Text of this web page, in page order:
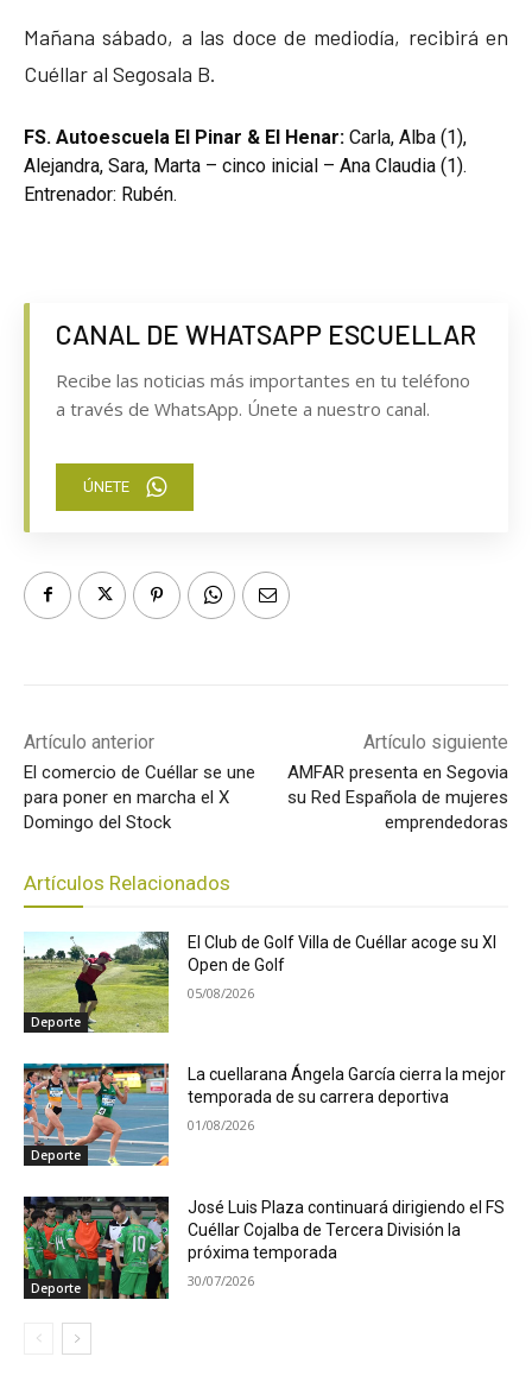
Mañana sábado, a las doce de mediodía, recibirá en
Cuéllar al Segosala B.
FS. Autoescuela El Pinar & El Henar: Carla, Alba (1),
Alejandra, Sara, Marta – cinco inicial – Ana Claudia (1).
Entrenador: Rubén.
CANAL DE WHATSAPP ESCUELLAR
Recibe las noticias más importantes en tu teléfono
a través de WhatsApp. Únete a nuestro canal.
ÚNETE
Artículo anterior
El comercio de Cuéllar se une
para poner en marcha el X
Domingo del Stock
Artículo siguiente
AMFAR presenta en Segovia
su Red Española de mujeres
emprendedoras
Artículos Relacionados
Deporte
El Club de Golf Villa de Cuéllar acoge su XI
Open de Golf
05/08/2026
Deporte
La cuellarana Ángela García cierra la mejor
temporada de su carrera deportiva
01/08/2026
Deporte
José Luis Plaza continuará dirigiendo el FS
Cuéllar Cojalba de Tercera División la
próxima temporada
30/07/2026